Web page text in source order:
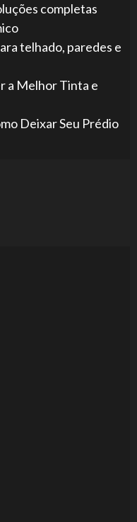
completas
telhado, paredes e
a Melhor Tinta e
Deixar Seu Prédio